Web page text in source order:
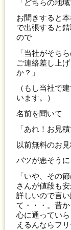
「どちらの地
お聞きすると
で出張すると
ので
「当社がそち
ご連絡差し上
か？」
（もし当社で
います。）
名前を聞いて
「あれ！お見
以前無料のお
バツが悪そうに
「いや、その
さんが値段も
詳しいので言
て・・・。昔
心に通ってい
えるんならフ